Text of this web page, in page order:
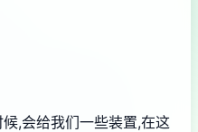
,会给我们一些装置,在这